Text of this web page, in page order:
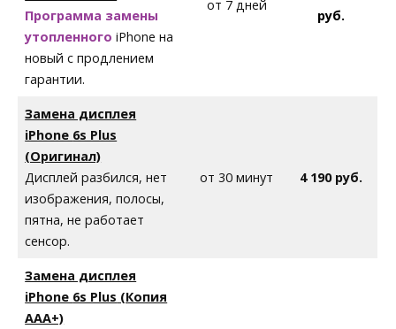
Программа замены
утопленного iPhone на
новый с продлением
гарантии.
от 7 дней
руб.
Замена дисплея
iPhone 6s Plus
(Оригинал)
Дисплей разбился, нет
изображения, полосы,
пятна, не работает
сенсор.
от 30 минут 4 190 руб.
Замена дисплея
iPhone 6s Plus (Копия
AAA+)